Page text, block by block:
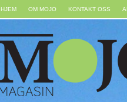
HJEM OM MOJO KONTAKT OSS